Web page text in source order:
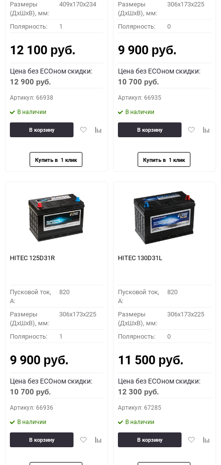
Размеры
(ДхШхВ), мм:
409x170x234
Полярность: 1
12 100 руб.
Цена без ECOном скидки:
12 900 руб.
Артикул: 66938
В наличии
ДобавитьДобавить
В корзину
Размеры
(ДхШхВ), мм:
306x173x225
Полярность: 0
9 900 руб.
Цена без ECOном скидки:
10 700 руб.
Артикул: 66935
В наличии
Добавить
В корзину
HITEC 125D31R
Пусковой ток,
A:
820
Размеры
(ДхШхВ), мм:
306x173x225
Полярность: 1
9 900 руб.
Цена без ECOном скидки:
10 700 руб.
Артикул: 66936
В наличии
ДобавитьДобавить
В корзину
HITEC 130D31L
Пусковой ток,
A:
820
Размеры
(ДхШхВ), мм:
306x173x225
Полярность: 0
11 500 руб.
Цена без ECOном скидки:
12 300 руб.
Артикул: 67285
В наличии
Добавить
В корзину